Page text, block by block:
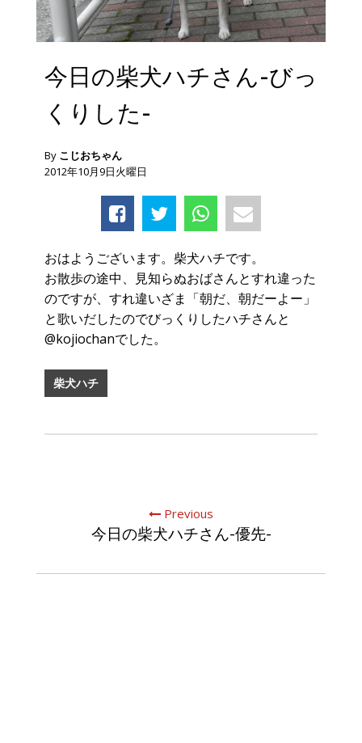
今日の柴犬ハチさん-びっ
くりした-
By こじおちゃん
2012年10月9日火曜日
おはようございます。柴犬ハチです。
お散歩の途中、見知らぬおばさんとすれ違った
のですが、すれ違いざま「朝だ、朝だーよー」
と歌いだしたのでびっくりしたハチさんと
@kojiochanでした。
柴犬ハチ
Previous
今日の柴犬ハチさん-優先-